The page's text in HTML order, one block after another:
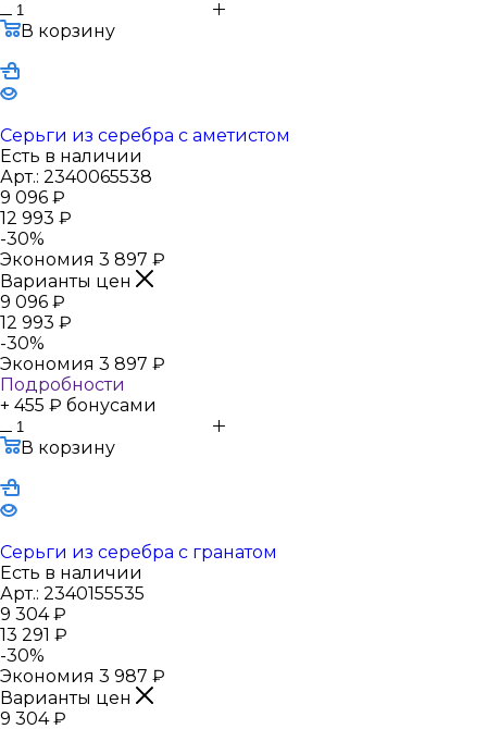
В корзину
Серьги из серебра с аметистом
Есть в наличии
Арт.: 2340065538
9 096 ₽
12 993 ₽
-30%
Экономия 3 897 ₽
Варианты цен
9 096 ₽
12 993 ₽
-30%
Экономия 3 897 ₽
Подробности
+ 455 ₽ бонусами
В корзину
Серьги из серебра с гранатом
Есть в наличии
Арт.: 2340155535
9 304₽
13 291 ₽
-30%
Экономия 3 987 ₽
Варианты цен
9 304₽